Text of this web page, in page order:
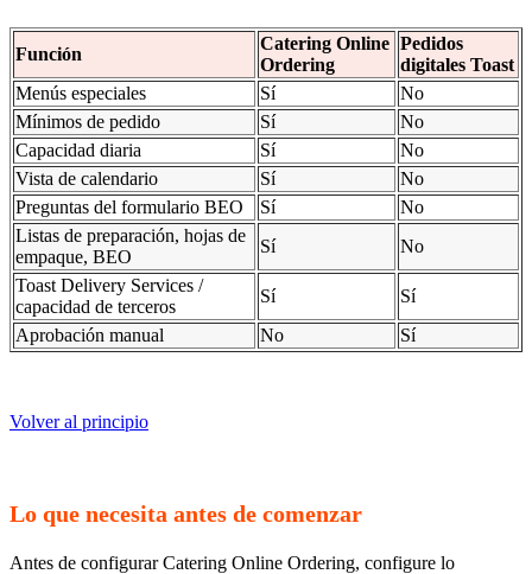
Función
Catering Online
Ordering
Pedidos
digitales Toast
Menús especiales
Sí
No
Mínimos de pedido
Sí
No
Capacidad diaria
Sí
No
Vista de calendario
Sí
No
Preguntas del formulario BEO
Sí
No
Listas de preparación, hojas de
empaque, BEO
Sí
No
Toast Delivery Services /
capacidad de terceros
Sí
Sí
Aprobación manual
No Sí
Volver al principio
Lo que necesita antes de comenzar
Antes de configurar Catering Online Ordering, configure lo